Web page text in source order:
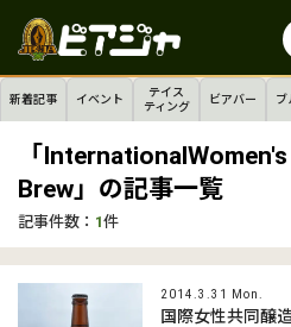
新着記事 イベント
テイス
ティング
ビアバー ブ
「
Brew」の記事一覧
記事件数： 1件
2014.3.31 Mon.
国際女性共同醸